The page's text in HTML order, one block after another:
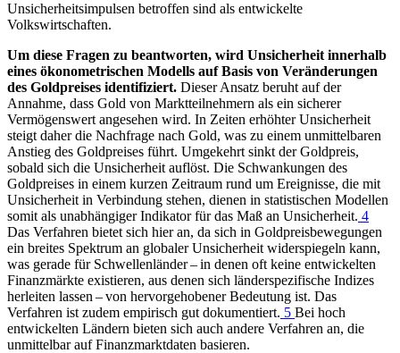
Unsicherheitsimpulsen betroffen sind als entwickelte
Volkswirtschaften.
Um diese Fragen zu beantworten, wird Unsicherheit innerhalb
eines ökonometrischen Modells auf Basis von Veränderungen
des Goldpreises identifiziert. Dieser Ansatz beruht auf der
Annahme, dass Gold von Marktteilnehmern als ein sicherer
Vermögenswert angesehen wird. In Zeiten erhöhter Unsicherheit
steigt daher die Nachfrage nach Gold, was zu einem unmittelbaren
Anstieg des Goldpreises führt. Umgekehrt sinkt der Goldpreis,
sobald sich die Unsicherheit auflöst. Die Schwankungen des
Goldpreises in einem kurzen Zeitraum rund um Ereignisse, die mit
Unsicherheit in Verbindung stehen, dienen in statistischen Modellen
somit als unabhängiger Indikator für das Maß an Unsicherheit. 4
Das Verfahren bietet sich hier an, da sich in Goldpreisbewegungen
ein breites Spektrum an globaler Unsicherheit widerspiegeln kann,
was gerade für Schwellenländer – in denen oft keine entwickelten
Finanzmärkte existieren, aus denen sich länderspezifische Indizes
herleiten lassen – von hervorgehobener Bedeutung ist. Das
Verfahren ist zudem empirisch gut dokumentiert. 5 Bei hoch
entwickelten Ländern bieten sich auch andere Verfahren an, die
unmittelbar auf Finanzmarktdaten basieren.